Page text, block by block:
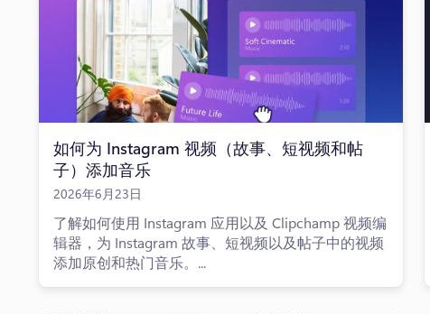
登录
免费试用
如何为 Instagram 视频（故事、短视频和帖
子）添加音乐
2026年6月23日
了解如何使用 Instagram 应用以及 Clipchamp 视频编
辑器，为 Instagram 故事、短视频以及帖子中的视频
添加原创和热门音乐。...